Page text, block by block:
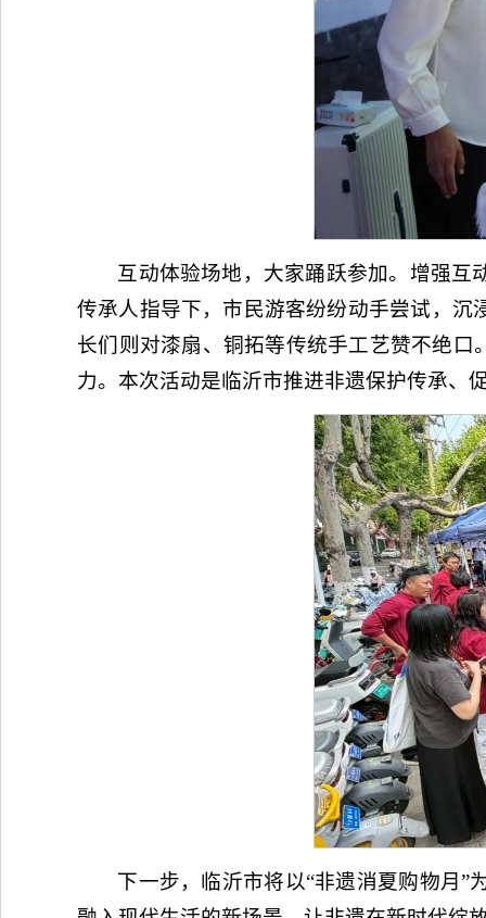
互动体验场地，大家踊跃参加。增强互
传承人指导下，市民游客纷纷动手尝试，
长们则对漆扇、铜拓等传统手工艺赞不绝
力。本次活动是临沂市推进非遗保护传承、
下一步，临沂市将以“非遗消夏购物月